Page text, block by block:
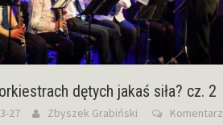
dętych jakaś siła? cz. 2
27 Zbyszek Grabiński Komentarz